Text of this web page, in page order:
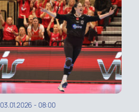
03.01.2026 - 08:00